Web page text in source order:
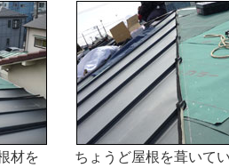
材を
ちょうど屋根を葺いて